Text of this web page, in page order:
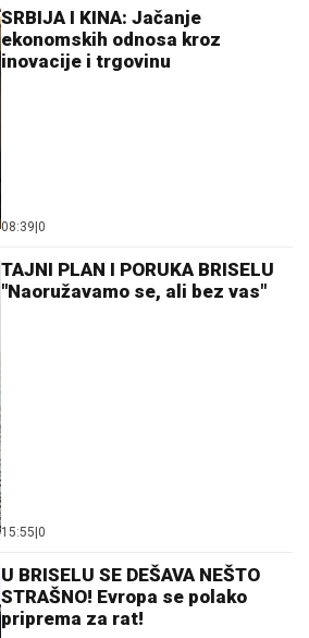
SRBIJA I KINA: Jačanje
ekonomskih odnosa kroz
inovacije i trgovinu
08:39 0
TAJNI PLAN I PORUKA BRISELU
"Naoružavamo se, ali bez vas"
15:55 0
U BRISELU SE DEŠAVA NEŠTO
STRAŠNO! Evropa se polako
priprema za rat!